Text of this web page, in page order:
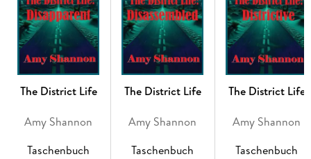
The District Life
Amy Shannon
Taschenbuch
The District Life
Amy Shannon
Taschenbuch
The District Life
Amy Shannon
Taschenbuch